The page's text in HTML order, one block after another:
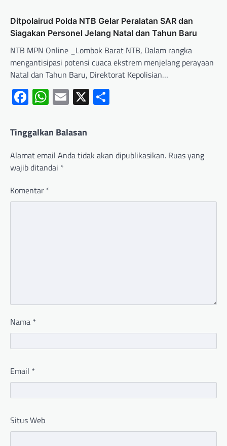
Ditpolairud Polda NTB Gelar Peralatan SAR dan
Siagakan Personel Jelang Natal dan Tahun Baru
NTB MPN Online _Lombok Barat NTB, Dalam rangka
mengantisipasi potensi cuaca ekstrem menjelang perayaan
Natal dan Tahun Baru, Direktorat Kepolisian…
Facebook
WhatsApp
Email
X
Tinggalkan Balasan
Alamat email Anda tidak akan dipublikasikan. Ruas yang
wajib ditandai *
Komentar *
Nama *
Email *
Situs Web